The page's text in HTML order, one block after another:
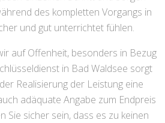
des kompletten Vorgangs in
und gut unterrichtet fühlen.
auf Offenheit, besonders in Bezug
in Bad Waldsee sorgt
Realisierung der Leistung eine
adäquate Angabe zum Endpreis
Sie sicher sein, dass es zu keinen